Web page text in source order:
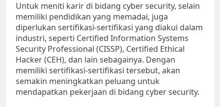
Untuk meniti karir di bidang cyber security, selain
memiliki pendidikan yang memadai, juga
diperlukan sertifikasi-sertifikasi yang diakui dalam
industri, seperti Certified Information Systems
Security Professional (CISSP), Certified Ethical
Hacker (CEH), dan lain sebagainya. Dengan
memiliki sertifikasi-sertifikasi tersebut, akan
semakin meningkatkan peluang untuk
mendapatkan pekerjaan di bidang cyber security.